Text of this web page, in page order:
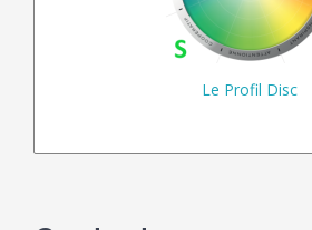
Le Profil Disc
Connaissez-vous
votre profil ?